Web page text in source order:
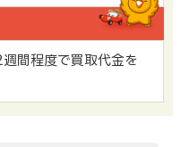
間程度で買取代金を